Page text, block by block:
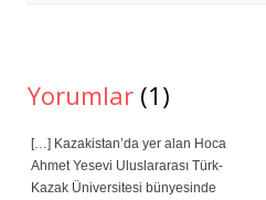
Ağustos 2026
Yorumlar (1)
[…] Kazakistan’da yer alan Hoca
Ahmet Yesevi Uluslararası Türk-
Kazak Üniversitesi bünyesinde